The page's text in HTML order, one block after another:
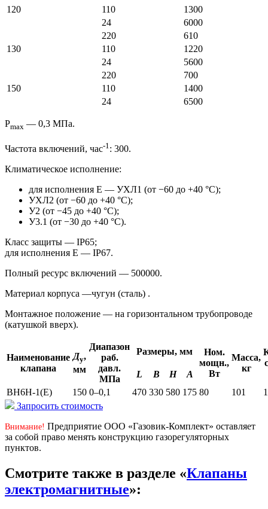
120
110
1300
24
6000
130
220
610
110
1220
24
5600
150
220
700
110
1400
24
6500
Pmax — 0,3 МПа.
Частота включений, час-1 : 300.
Климатическое исполнение:
для исполнения Е — УХЛ1 (от −60 до +40 °С);
УХЛ2 (от −60 до +40 °С);
У2 (от −45 до +40 °С);
У3.1 (от −30 до +40 °С).
Класс защиты — IP65;
для исполнения Е — IP67.
Полный ресурс включений — 500000.
Материал корпуса —чугун (сталь) .
Монтажное положение — на горизонтальном трубопроводе
(катушкой вверх).
Наименование
клапана
Ду,
мм
Диапазон
раб.
давл.
МПа
Размеры, мм
Ном.
мощн.,
Вт
Масса,
кг
L
В Н
А
ВН6Н-1(Е)
150 0–0,1 470 330 580 175 80 101
Запросить стоимость
Внимание! Предприятие ООО «Газовик-Комплект» оставляет
за собой право менять конструкцию газорегуляторных
пунктов.
Смотрите также в разделе «Клапаны
электромагнитные»: